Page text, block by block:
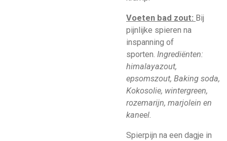
Voeten bad zout: Bij
pijnlijke spieren na
inspanning of
sporten. Ingrediënten:
himalayazout,
epsomszout, Baking soda,
Kokosolie, wintergreen,
rozemarijn, marjolein en
kaneel.
Spierpijn na een dagje in